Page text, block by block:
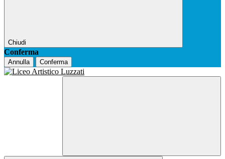
Chiudi
Conferma
Annulla Conferma